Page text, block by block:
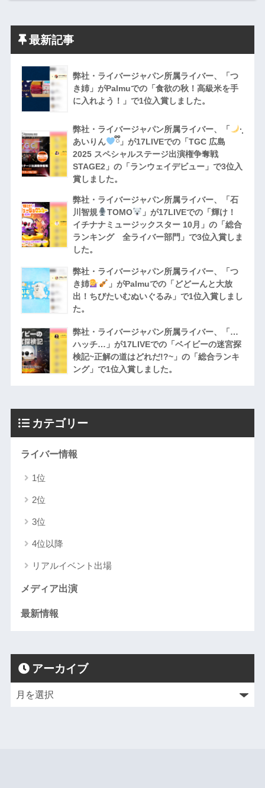
最新記事
弊社・ライバージャパン所属ライバー、「つ
き姉」がPalmuでの「食欲の秋！高級米を手
に入れよう！」で1位入賞しました。
弊社・ライバージャパン所属ライバー、「
·̩͙
あいりん
ྀི」が17LIVEでの「TGC 広島
2025 スペシャルステージ出演権争奪戦
STAGE2」の「ランウェイデビュー」で3位入
賞しました。
弊社・ライバージャパン所属ライバー、「石
川智規
TOMO
」が17LIVEでの「輝け！
イチナナミュージックスター 10月」の「総合
ランキング 全ライバー部門」で3位入賞しま
した。
弊社・ライバージャパン所属ライバー、「つ
き姉
」がPalmuでの「どどーんと大放
出！ちびたいむぬいぐるみ」で1位入賞しまし
た。
弊社・ライバージャパン所属ライバー、「…
ハッチ…」が17LIVEでの「ベイビーの迷宮探
検記~正解の道はどれだ!?~」の「総合ランキ
ング」で1位入賞しました。
カテゴリー
ライバー情報
1位
2位
3位
4位以降
リアルイベント出場
メディア出演
最新情報
アーカイブ